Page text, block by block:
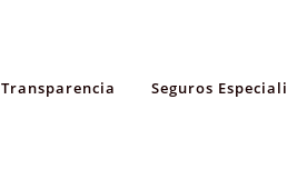
Transparencia Seguros